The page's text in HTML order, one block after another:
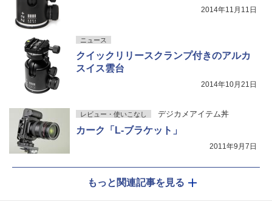
2014年11月11日
ニュース
クイックリリースクランプ付きのアルカ
スイス雲台
2014年10月21日
レビュー・使いこなし デジカメアイテム丼
カーク「L-ブラケット」
2011年9月7日
もっと関連記事を見る